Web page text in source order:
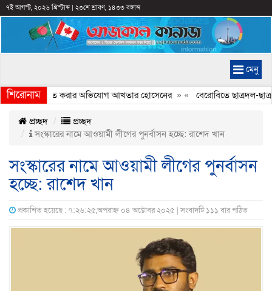
৭ই আগস্ট, ২০২৬ খ্রিস্টাব্দ| ২৩শে শ্রাবণ, ১৪৩৩ বঙ্গাব্দ
মেনু
শিরোনাম
ইতিহাস বিকৃত করার অভিযোগ আখতার হোসেনের» «বেরোবিতে ছাত্রদল-
প্রচ্ছদ
প্রচ্ছদ
সংস্কারের নামে আওয়ামী লীগের পুনর্বাসন হচ্ছে: রাশেদ খান
সংস্কারের নামে আওয়ামী লীগের পুনর্বাসন
হচ্ছে: রাশেদ খান
প্রকাশিত হয়েছে : ৭:২৬:২৫,অপরাহ্ন ০৪ অক্টোবর ২০২৫ | সংবাদটি ১১১ বার পঠিত